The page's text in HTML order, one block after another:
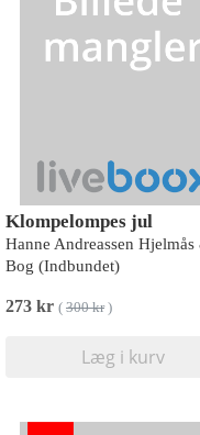
Klompelompes jul
Bog (Indbundet)
273 kr ( 300 kr)
Læg i kurv